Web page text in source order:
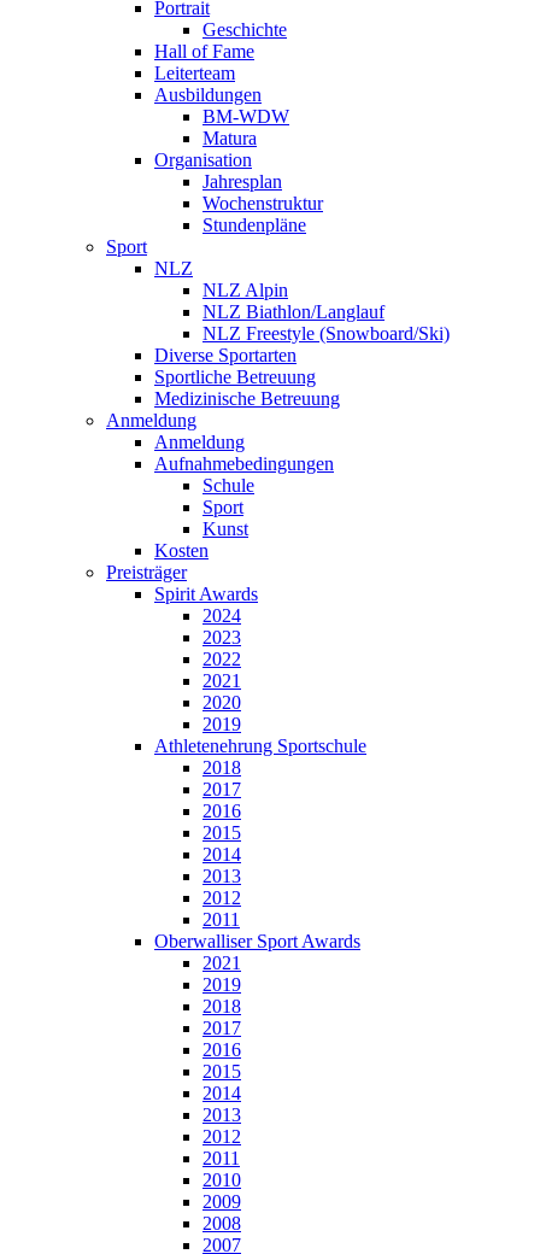
Portrait
Geschichte
Hall of Fame
Leiterteam
Ausbildungen
BM-WDW
Matura
Organisation
Jahresplan
Wochenstruktur
Stundenpläne
Sport
NLZ
NLZ Alpin
NLZ Biathlon/Langlauf
NLZ Freestyle (Snowboard/Ski)
Diverse Sportarten
Sportliche Betreuung
Medizinische Betreuung
Anmeldung
Anmeldung
Aufnahmebedingungen
Schule
Sport
Kunst
Kosten
Preisträger
Spirit Awards
2024
2023
2022
2021
2020
2019
Athletenehrung Sportschule
2018
2017
2016
2015
2014
2013
2012
2011
Oberwalliser Sport Awards
2021
2019
2018
2017
2016
2015
2014
2013
2012
2011
2010
2009
2008
2007